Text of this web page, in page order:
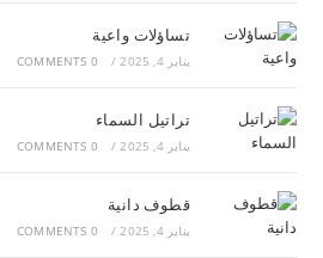
تساؤلات واعية
يناير 4, 2025 /
0 COMMENTS
تراتيل السماء
يناير 4, 2025 /
0 COMMENTS
قطوف دانية
يناير 4, 2025 /
0 COMMENTS